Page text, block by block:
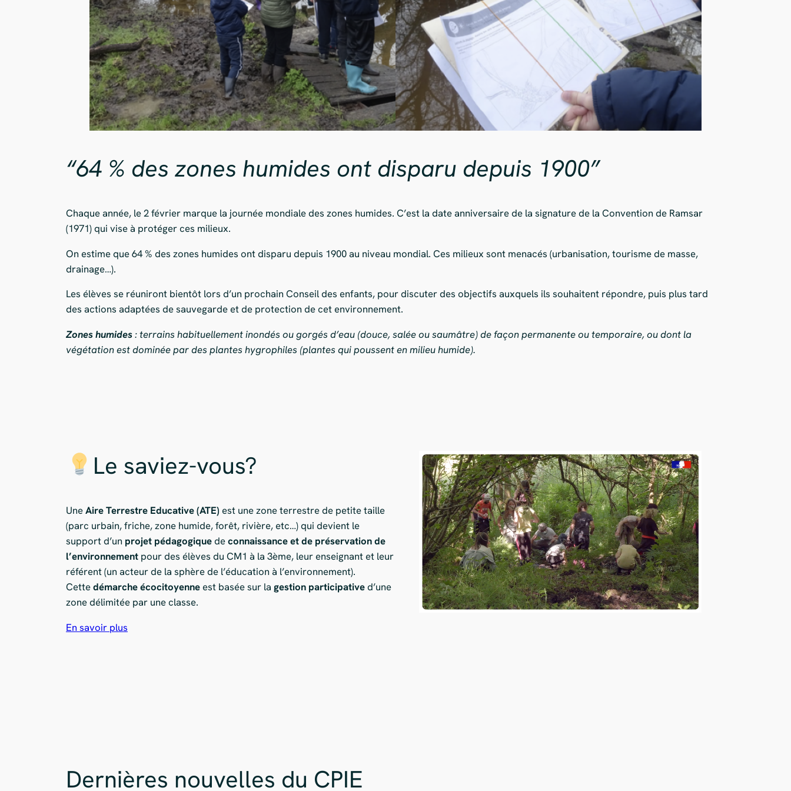
“64 % des zones humides ont disparu depuis 1900”
Chaque année, le 2 février marque la journée mondiale des zones humides. C’est la date anniversaire de la signature de la Convention de Ramsar
(1971) qui vise à protéger ces milieux.
On estime que 64 % des zones humides ont disparu depuis 1900 au niveau mondial. Ces milieux sont menacés (urbanisation, tourisme de masse,
drainage…).
Les élèves se réuniront bientôt lors d’un prochain Conseil des enfants, pour discuter des objectifs auxquels ils souhaitent répondre, puis plus tard
des actions adaptées de sauvegarde et de protection de cet environnement.
Zones humides: terrains habituellement inondés ou gorgés d’eau (douce, salée ou saumâtre) de façon permanente ou temporaire, ou dont la
végétation est dominée par des plantes hygrophiles (plantes qui poussent en milieu humide).
Le saviez-vous?
UneAire Terrestre Educative (ATE) est une zone terrestre de petite taille
(parc urbain, friche, zone humide, forêt, rivière, etc…) qui devient le
support d’un projet pédagogiquedeconnaissance et de préservation de
l’environnement pour des élèves du CM1 à la 3ème, leur enseignant et leur
référent (un acteur de la sphère de l’éducation à l’environnement).
Cettedémarche écocitoyenneest basée sur la gestion participatived’une
zone délimitée par une classe.
En savoir plus
Dernières nouvelles du CPIE